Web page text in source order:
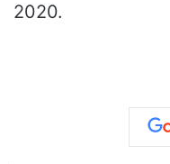
2020.